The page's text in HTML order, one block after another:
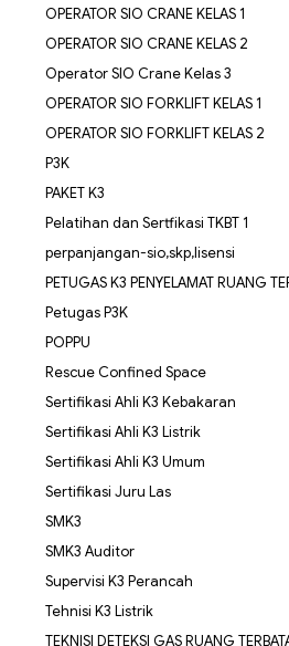
OPERATOR SIO CRANE KELAS 1
OPERATOR SIO CRANE KELAS 2
Operator SIO Crane Kelas 3
OPERATOR SIO FORKLIFT KELAS 1
OPERATOR SIO FORKLIFT KELAS 2
P3K
PAKET K3
Pelatihan dan Sertfikasi TKBT 1
perpanjangan-sio,skp,lisensi
PETUGAS K3 PENYELAMAT RUANG
Petugas P3K
POPPU
Rescue Confined Space
Sertifikasi Ahli K3 Kebakaran
Sertifikasi Ahli K3 Listrik
Sertifikasi Ahli K3 Umum
Sertifikasi Juru Las
SMK3
SMK3 Auditor
Supervisi K3 Perancah
Tehnisi K3 Listrik
TEKNISI DETEKSI GAS RUANG